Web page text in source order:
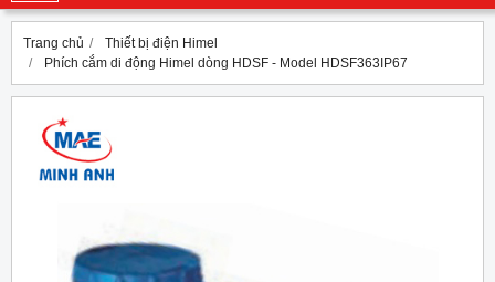
Trang chủ
Thiết bị điện Himel
Phích cắm di động Himel dòng HDSF - Model HDSF363IP67